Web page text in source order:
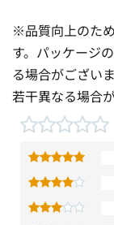
※品質向上のた
す。パッケージ
る場合がござい
若干異なる場合